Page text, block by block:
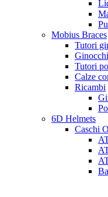
Mobius Braces
Tutori
Tutori
Calze
Ricambi
6D Helmets
Caschi